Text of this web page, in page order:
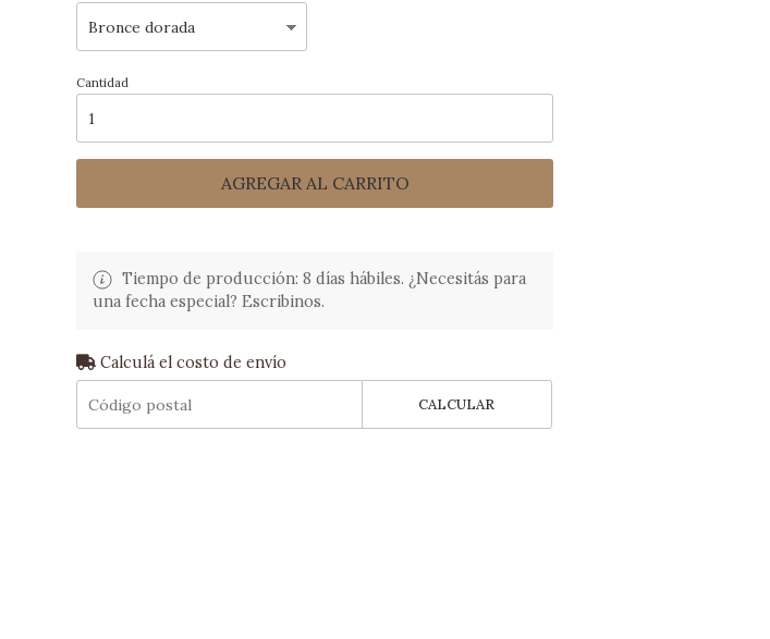
Cantidad
AGREGAR AL CARRITO
Tiempo de producción: 8 días hábiles. ¿Necesitás para
una fecha especial? Escribinos.
Calculá el costo de envío
CALCULAR